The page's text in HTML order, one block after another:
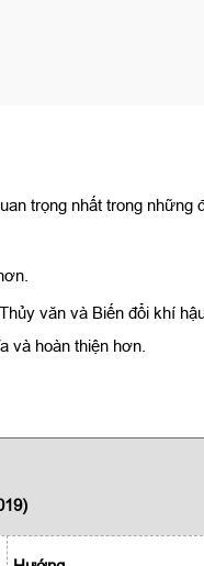
trọng nhất trong những
văn và Biến đổi khí
và hoàn thiện hơn.